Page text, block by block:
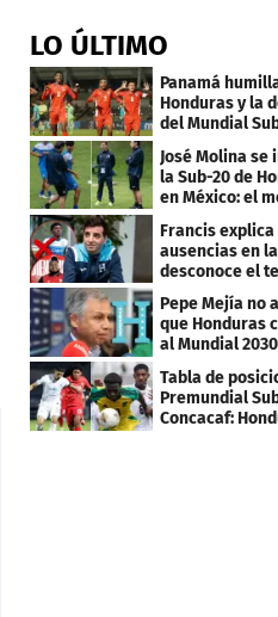
LO ÚLTIMO
Panamá
Honduras y la
del Mundial
Juegos
José Molina se
la Sub-20 de
en México: el
su viaje
Francis explica
ausencias en
desconoce el
los tiktokers
Pepe Mejía no
que Honduras
al Mundial
mentir"
Tabla de
Premundial
Concacaf: